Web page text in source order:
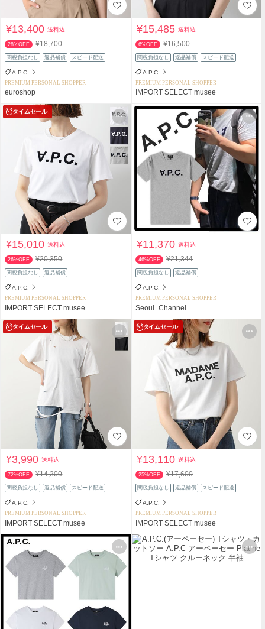
¥13,400送料込
28%OFF ¥18,700
関税負担なし 返品補償 スピード配送
A.P.C.
PREMIUM PERSONAL SHOPPER
euroshop
¥15,485送料込
6%OFF ¥16,500
関税負担なし 返品補償 スピード配送
A.P.C.
PREMIUM PERSONAL SHOPPER
IMPORT SELECT musee
タイムセール
¥15,010送料込
26%OFF ¥20,350
関税負担なし 返品補償
A.P.C.
PREMIUM PERSONAL SHOPPER
IMPORT SELECT musee
¥11,370送料込
46%OFF ¥21,344
関税負担なし 返品補償
A.P.C.
PREMIUM PERSONAL SHOPPER
Seoul_Channel
タイムセール
¥3,990送料込
72%OFF ¥14,300
関税負担なし 返品補償 スピード配送
A.P.C.
PREMIUM PERSONAL SHOPPER
IMPORT SELECT musee
タイムセール
¥13,110送料込
25%OFF ¥17,600
関税負担なし 返品補償 スピード配送
A.P.C.
PREMIUM PERSONAL SHOPPER
IMPORT SELECT musee